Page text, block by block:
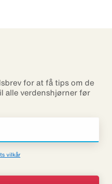
for at få tips om de
alle verdenshjørner før
vilkår